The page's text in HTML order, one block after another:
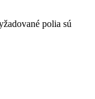
polia sú